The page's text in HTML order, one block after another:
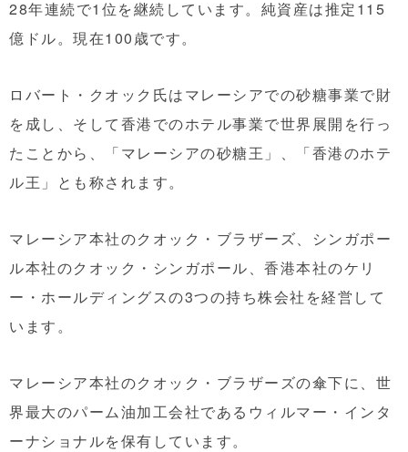
28年連続で1位を継続しています。純資産は推定115
億ドル。現在100歳です。
ロバート・クオック氏はマレーシアでの砂糖事業で財
を成し、そして香港でのホテル事業で世界展開を行っ
たことから、「マレーシアの砂糖王」、「香港のホテ
ル王」とも称されます。
マレーシア本社のクオック・ブラザーズ、シンガポー
ル本社のクオック・シンガポール、香港本社のケリ
ー・ホールディングスの3つの持ち株会社を経営して
います。
マレーシア本社のクオック・ブラザーズの傘下に、世
界最大のパーム油加工会社であるウィルマー・インタ
ーナショナルを保有しています。